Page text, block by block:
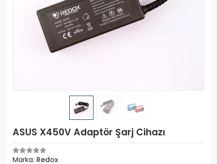
ASUS X450V Adaptör Şarj Cihazı
Marka: Redox